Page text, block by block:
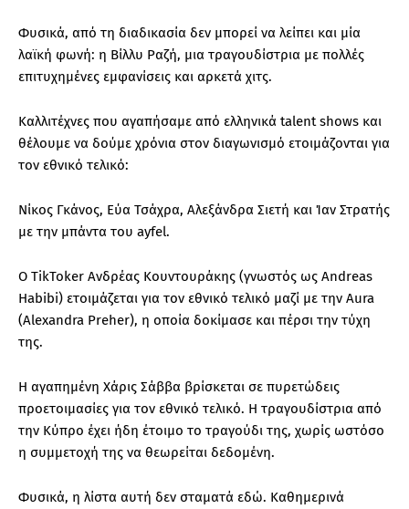
Φυσικά, από τη διαδικασία δεν μπορεί να λείπει και μία
λαϊκή φωνή: η Βίλλυ Ραζή, μια τραγουδίστρια με πολλές
επιτυχημένες εμφανίσεις και αρκετά χιτς.
Καλλιτέχνες που αγαπήσαμε από ελληνικά talent shows και
θέλουμε να δούμε χρόνια στον διαγωνισμό ετοιμάζονται για
τον εθνικό τελικό:
Νίκος Γκάνος, Εύα Τσάχρα, Αλεξάνδρα Σιετή και Ίαν Στρατής
με την μπάντα του ayfel.
Ο TikToker Ανδρέας Κουντουράκης (γνωστός ως Andreas
Habibi) ετοιμάζεται για τον εθνικό τελικό μαζί με την Aura
(Alexandra Preher), η οποία δοκίμασε και πέρσι την τύχη
της.
Η αγαπημένη Χάρις Σάββα βρίσκεται σε πυρετώδεις
προετοιμασίες για τον εθνικό τελικό. Η τραγουδίστρια από
την Κύπρο έχει ήδη έτοιμο το τραγούδι της, χωρίς ωστόσο
η συμμετοχή της να θεωρείται δεδομένη.
Φυσικά, η λίστα αυτή δεν σταματά εδώ. Καθημερινά